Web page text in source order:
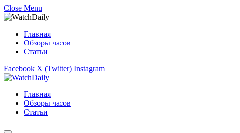
Close Menu
Главная
Обзоры часов
Статьи
Facebook X (Twitter) Instagram
Главная
Обзоры часов
Статьи